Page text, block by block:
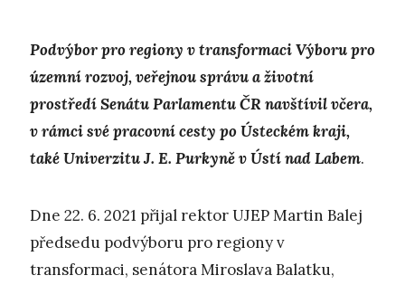
Podvýbor pro regiony v transformaci Výboru pro
územní rozvoj, veřejnou správu a životní
prostředí Senátu Parlamentu ČR navštívil včera,
v rámci své pracovní cesty po Ústeckém kraji,
také Univerzitu J. E. Purkyně v Ústí nad Labem.
Dne 22. 6. 2021 přijal rektor UJEP Martin Balej
předsedu podvýboru pro regiony v
transformaci, senátora Miroslava Balatku,